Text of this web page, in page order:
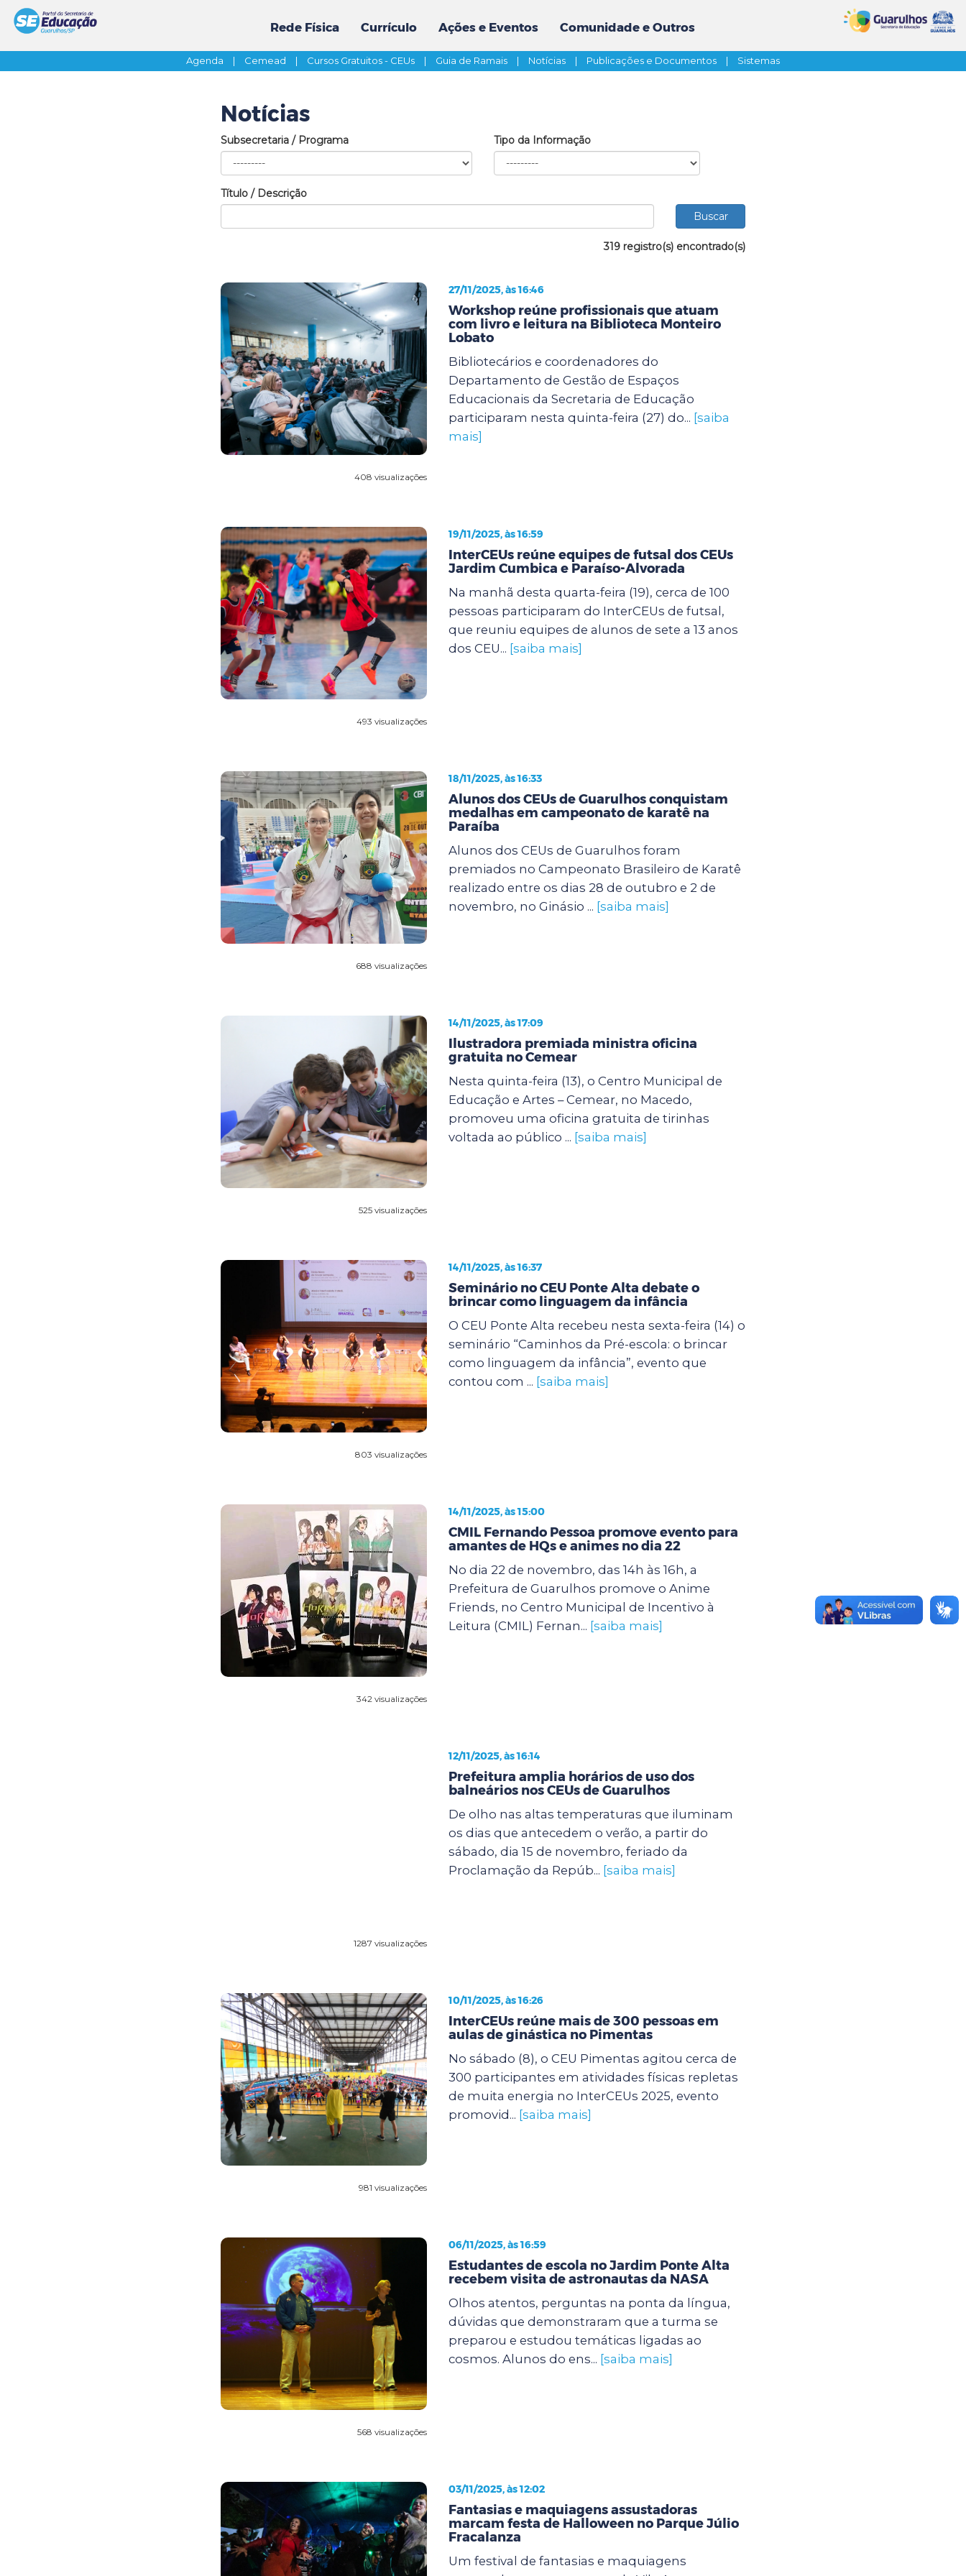
Rede Física Currículo Ações e Eventos Comunidade e Outros
Agenda | Cemead | Cursos Gratuitos - CEUs | Guia de Ramais | Notícias | Publicações e Documentos | Sistemas
Notícias
Subsecretaria / Programa Tipo da Informação
Título / Descrição
319 registro(s) encontrado(s)
408 visualizações
27/11/2025, às 16:46
Workshop reúne profissionais que atuam
com livro e leitura na Biblioteca Monteiro
Lobato
Bibliotecários e coordenadores do
Departamento de Gestão de Espaços
Educacionais da Secretaria de Educação
participaram nesta quinta-feira (27) do... [saiba
mais]
493 visualizações
19/11/2025, às 16:59
InterCEUs reúne equipes de futsal dos CEUs
Jardim Cumbica e Paraíso-Alvorada
Na manhã desta quarta-feira (19), cerca de 100
pessoas participaram do InterCEUs de futsal,
que reuniu equipes de alunos de sete a 13 anos
dos CEU... [saiba mais]
688 visualizações
18/11/2025, às 16:33
Alunos dos CEUs de Guarulhos conquistam
medalhas em campeonato de karatê na
Paraíba
Alunos dos CEUs de Guarulhos foram
premiados no Campeonato Brasileiro de Karatê
realizado entre os dias 28 de outubro e 2 de
novembro, no Ginásio ... [saiba mais]
525 visualizações
14/11/2025, às 17:09
Ilustradora premiada ministra oficina
gratuita no Cemear
Nesta quinta-feira (13), o Centro Municipal de
Educação e Artes – Cemear, no Macedo,
promoveu uma oficina gratuita de tirinhas
voltada ao público ... [saiba mais]
803 visualizações
14/11/2025, às 16:37
Seminário no CEU Ponte Alta debate o
brincar como linguagem da infância
O CEU Ponte Alta recebeu nesta sexta-feira (14) o
seminário “Caminhos da Pré-escola: o brincar
como linguagem da infância”, evento que
contou com ... [saiba mais]
342 visualizações
14/11/2025, às 15:00
CMIL Fernando Pessoa promove evento para
amantes de HQs e animes no dia 22
No dia 22 de novembro, das 14h às 16h, a
Prefeitura de Guarulhos promove o Anime
Friends, no Centro Municipal de Incentivo à
Leitura (CMIL) Fernan... [saiba mais]
1287 visualizações
12/11/2025, às 16:14
Prefeitura amplia horários de uso dos
balneários nos CEUs de Guarulhos
De olho nas altas temperaturas que iluminam
os dias que antecedem o verão, a partir do
sábado, dia 15 de novembro, feriado da
Proclamação da Repúb... [saiba mais]
981 visualizações
10/11/2025, às 16:26
InterCEUs reúne mais de 300 pessoas em
aulas de ginástica no Pimentas
No sábado (8), o CEU Pimentas agitou cerca de
300 participantes em atividades físicas repletas
de muita energia no InterCEUs 2025, evento
promovid... [saiba mais]
568 visualizações
06/11/2025, às 16:59
Estudantes de escola no Jardim Ponte Alta
recebem visita de astronautas da NASA
Olhos atentos, perguntas na ponta da língua,
dúvidas que demonstraram que a turma se
preparou e estudou temáticas ligadas ao
cosmos. Alunos do ens... [saiba mais]
03/11/2025, às 12:02
Fantasias e maquiagens assustadoras
marcam festa de Halloween no Parque Júlio
Fracalanza
Um festival de fantasias e maquiagens